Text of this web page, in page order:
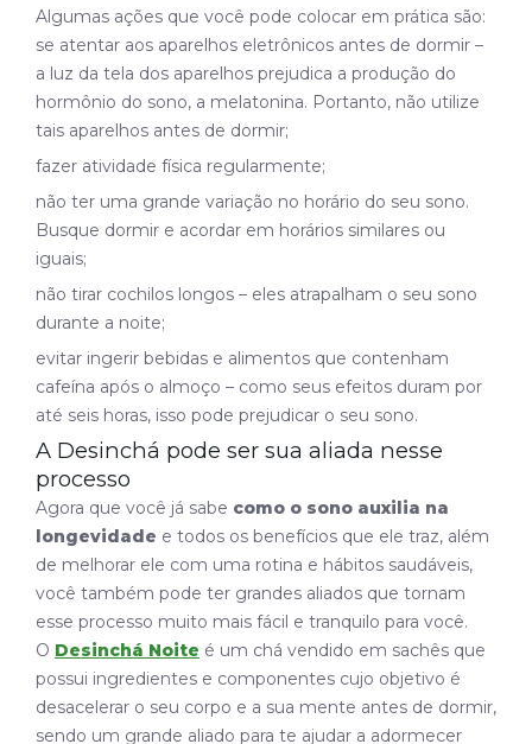
Algumas ações que você pode colocar em prática são:
se atentar aos aparelhos eletrônicos antes de dormir –
a luz da tela dos aparelhos prejudica a produção do
hormônio do sono, a melatonina. Portanto, não utilize
tais aparelhos antes de dormir;
fazer atividade física regularmente;
não ter uma grande variação no horário do seu sono.
Busque dormir e acordar em horários similares ou
iguais;
não tirar cochilos longos – eles atrapalham o seu sono
durante a noite;
evitar ingerir bebidas e alimentos que contenham
cafeína após o almoço – como seus efeitos duram por
até seis horas, isso pode prejudicar o seu sono.
A Desinchá pode ser sua aliada nesse
processo
Agora que você já sabe como o sono auxilia na
longevidade e todos os benefícios que ele traz, além
de melhorar ele com uma rotina e hábitos saudáveis,
você também pode ter grandes aliados que tornam
esse processo muito mais fácil e tranquilo para você.
O Desinchá Noite é um chá vendido em sachês que
possui ingredientes e componentes cujo objetivo é
desacelerar o seu corpo e a sua mente antes de dormir,
sendo um grande aliado para te ajudar a adormecer